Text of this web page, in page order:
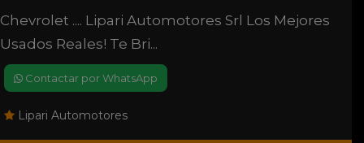
Chevrolet .... Lipari Automotores Srl Los Mejores
Usados Reales! Te Bri...
Contactar por WhatsApp
Lipari Automotores